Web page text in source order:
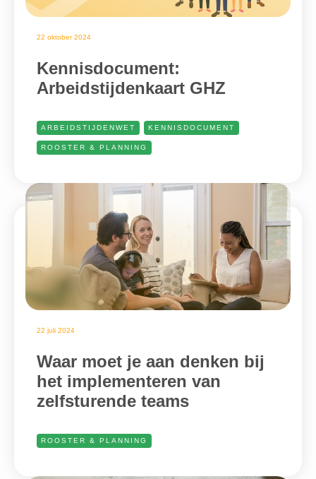
22 oktober 2024
Kennisdocument:
Arbeidstijdenkaart GHZ
ARBEIDSTIJDENWET KENNISDOCUMENT
ROOSTER & PLANNING
22 juli 2024
Waar moet je aan denken bij
het implementeren van
zelfsturende teams
ROOSTER & PLANNING